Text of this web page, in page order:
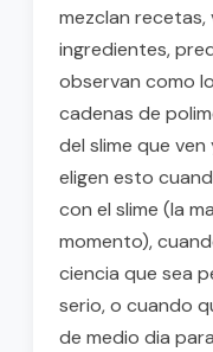
mezclan
ingredientes,
observan como
cadenas de
del slime que
eligen esto
con el slime (la
momento),
ciencia que sea
serio, o cuando
de medio dia